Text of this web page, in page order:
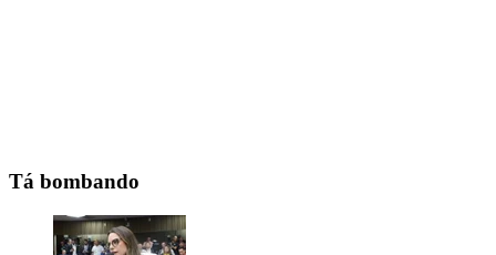
Tá bombando